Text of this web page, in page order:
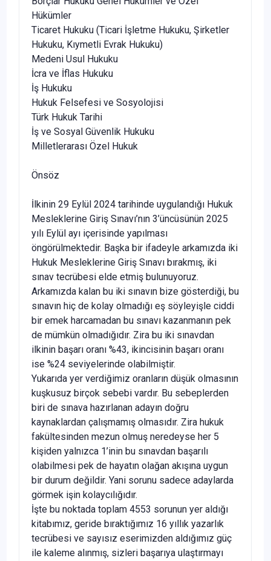
Hükümler
Ticaret Hukuku (Ticari İşletme Hukuku, Şirketler
Hukuku, Kıymetli Evrak Hukuku)
Medeni Usul Hukuku
İcra ve İflas Hukuku
İş Hukuku
Hukuk Felsefesi ve Sosyolojisi
Türk Hukuk Tarihi
İş ve Sosyal Güvenlik Hukuku
Milletlerarası Özel Hukuk
Önsöz
İlkinin 29 Eylül 2024 tarihinde uygulandığı Hukuk
Mesleklerine Giriş Sınavı’nın 3’üncüsünün 2025
yılı Eylül ayı içerisinde yapılması
öngörülmektedir. Başka bir ifadeyle arkamızda iki
Hukuk Mesleklerine Giriş Sınavı bırakmış, iki
sınav tecrübesi elde etmiş bulunuyoruz.
Arkamızda kalan bu iki sınavın bize gösterdiği, bu
sınavın hiç de kolay olmadığı eş söyleyişle ciddi
bir emek harcamadan bu sınavı kazanmanın pek
de mümkün olmadığıdır. Zira bu iki sınavdan
ilkinin başarı oranı %43, ikincisinin başarı oranı
ise %24 seviyelerinde olabilmiştir.
Yukarıda yer verdiğimiz oranların düşük olmasının
kuşkusuz birçok sebebi vardır. Bu sebeplerden
biri de sınava hazırlanan adayın doğru
kaynaklardan çalışmamış olmasıdır. Zira hukuk
fakültesinden mezun olmuş neredeyse her 5
kişiden yalnızca 1’inin bu sınavdan başarılı
olabilmesi pek de hayatın olağan akışına uygun
bir durum değildir. Yani sorunu sadece adaylarda
görmek işin kolaycılığıdır.
İşte bu noktada toplam 4553 sorunun yer aldığı
kitabımız, geride bıraktığımız 16 yıllık yazarlık
tecrübesi ve sayısız eserimizden aldığımız güç
ile kaleme alınmış, sizleri başarıya ulaştırmayı